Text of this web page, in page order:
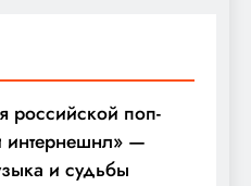
российской поп-
интернешнл» —
и судьбы